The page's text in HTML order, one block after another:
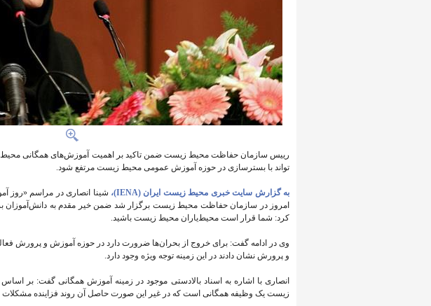
رییس سازمان حفاظت محیط زیست ضمن تاکید بر اهمیت آموزش‌های همگانی
تواند با بسترسازی در حوزه آموزش عمومی محیط زیست مرتفع شود.
به گزارش سایت خبری محیط زیست ایران (IENA)،
شینا انصاری در مراسم
امروز در سازمان حفاظت محیط زیست برگزار شد ضمن خیر مقدم به دانش‌آموزان
کرد: شما قرار است محیط‌یاران محیط زیست باشید.
وی در ادامه گفت: برای خروج از بحران‌ها ضرورت دارد در حوزه آموزش و پرورش
و پرورش نشان دادند در این زمینه توجه ویژه وجود دارد.
زیست یک وظیفه همگانی است که در غیر این صورت حاصل آن روند فزاینده